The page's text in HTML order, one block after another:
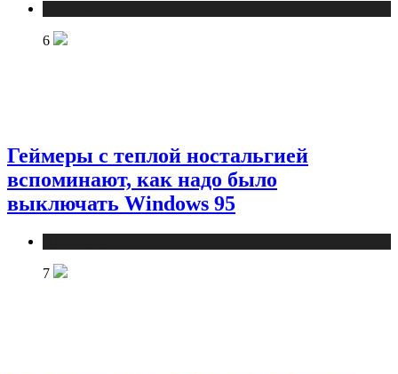
6
Геймеры с теплой ностальгией
вспоминают, как надо было
выключать Windows 95
7